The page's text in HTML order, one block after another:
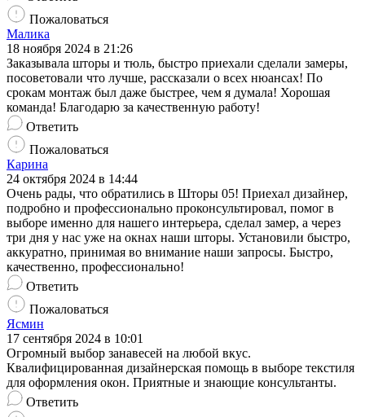
Пожаловаться
Малика
18 ноября 2024 в 21:26
Заказывала шторы и тюль, быстро приехали сделали замеры,
посоветовали что лучше, рассказали о всех нюансах! По
срокам монтаж был даже быстрее, чем я думала! Хорошая
команда! Благодарю за качественную работу!
Ответить
Пожаловаться
Карина
24 октября 2024 в 14:44
Очень рады, что обратились в Шторы 05! Приехал дизайнер,
подробно и профессионально проконсультировал, помог в
выборе именно для нашего интерьера, сделал замер, а через
три дня у нас уже на окнах наши шторы. Установили быстро,
аккуратно, принимая во внимание наши запросы. Быстро,
качественно, профессионально!
Ответить
Пожаловаться
Ясмин
17 сентября 2024 в 10:01
Огромный выбор занавесей на любой вкус.
Квалифицированная дизайнерская помощь в выборе текстиля
для оформления окон. Приятные и знающие консультанты.
Ответить